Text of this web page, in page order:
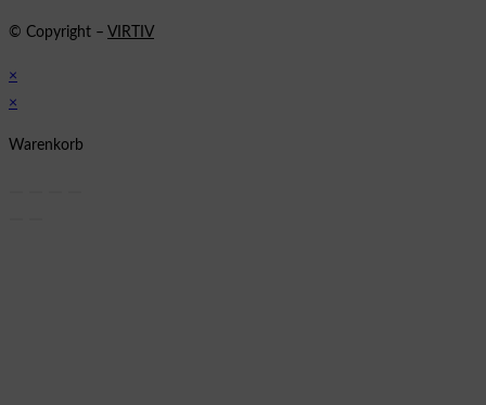
© Copyright – VIRTIV
×
×
Warenkorb